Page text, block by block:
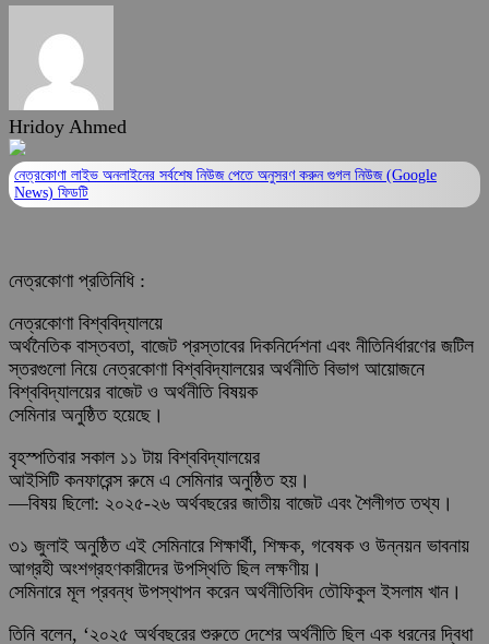
Hridoy Ahmed
নেত্রকোণা লাইভ অনলাইনের সর্বশেষ নিউজ পেতে অনুসরণ করুন গুগল নিউজ (Google
News) ফিডটি
নেত্রকোণা প্রতিনিধি :
নেত্রকোণা বিশ্ববিদ্যালয়ে
অর্থনৈতিক বাস্তবতা, বাজেট প্রস্তাবের দিকনির্দেশনা এবং নীতিনির্ধারণের জটিল
স্তরগুলো নিয়ে নেত্রকোণা বিশ্ববিদ্যালয়ের অর্থনীতি বিভাগ আয়োজনে
বিশ্ববিদ্যালয়ের বাজেট ও অর্থনীতি বিষয়ক
সেমিনার অনুষ্ঠিত হয়েছে।
বৃহস্পতিবার সকাল ১১ টায় বিশ্ববিদ্যালয়ের
আইসিটি কনফারেন্স রুমে এ সেমিনার অনুষ্ঠিত হয়।
—বিষয় ছিলো: ২০২৫-২৬ অর্থবছরের জাতীয় বাজেট এবং শৈলীগত তথ্য।
৩১ জুলাই অনুষ্ঠিত এই সেমিনারে শিক্ষার্থী, শিক্ষক, গবেষক ও উন্নয়ন ভাবনায়
আগ্রহী অংশগ্রহণকারীদের উপস্থিতি ছিল লক্ষণীয়।
সেমিনারে মূল প্রবন্ধ উপস্থাপন করেন অর্থনীতিবিদ তৌফিকুল ইসলাম খান।
তিনি বলেন, ‘২০২৫ অর্থবছরের শুরুতে দেশের অর্থনীতি ছিল এক ধরনের দ্বিধা